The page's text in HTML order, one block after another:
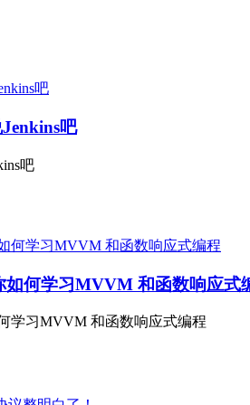
吧
吧
如何学习MVVM 和函数响应式
学习MVVM 和函数响应式编程